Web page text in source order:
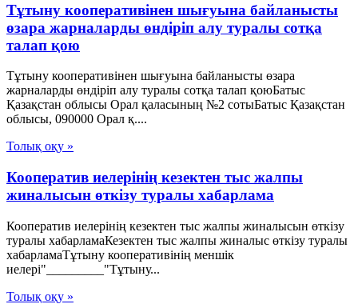
Тұтыну кооперативінен шығуына байланысты
өзара жарналарды өндіріп алу туралы сотқа
талап қою
Тұтыну кооперативінен шығуына байланысты өзара
жарналарды өндіріп алу туралы сотқа талап қоюБатыс
Қазақстан облысы Орал қаласының №2 сотыБатыс Қазақстан
облысы, 090000 Орал қ....
Толық оқу »
Кооператив иелерінің кезектен тыс жалпы
жиналысын өткізу туралы хабарлама
Кооператив иелерінің кезектен тыс жалпы жиналысын өткізу
туралы хабарламаКезектен тыс жалпы жиналыс өткізу туралы
хабарламаТұтыну кооперативінің меншік
иелері"_________"Тұтыну...
Толық оқу »